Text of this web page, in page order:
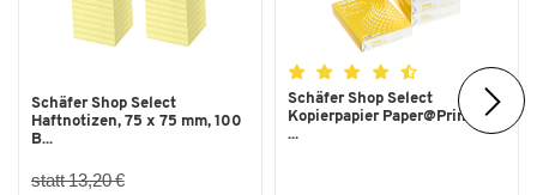
Schäfer Shop Select
Haftnotizen, 75 x 75 mm, 100
B...
statt 13,20 €
Schäfer Shop Select
Kopierpapier Paper@Print, DIN
...